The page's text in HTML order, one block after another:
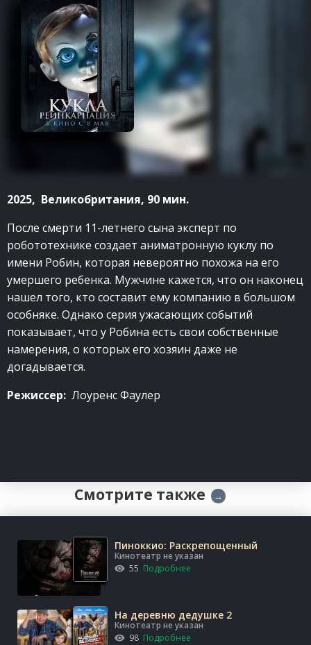
2025, Великобритания, 90 мин.
После смерти 11-летнего сына эксперт по
робототехнике создает аниматронную куклу по
имени Робин, которая невероятно похожа на его
умершего ребенка. Мужчине кажется, что он наконец
нашел того, кто составит ему компанию в большом
особняке. Однако серия ужасающих событий
показывает, что у Робина есть свои собственные
намерения, о которых его хозяин даже не
догадывается.
Режиссер: Лоуренс Фаулер
Смотрите также →
Пиноккио: Раскрепощенный
Кинотеатр не указан
55 Подробнее
На деревню дедушке 2
Кинотеатр не указан
98 Подробнее